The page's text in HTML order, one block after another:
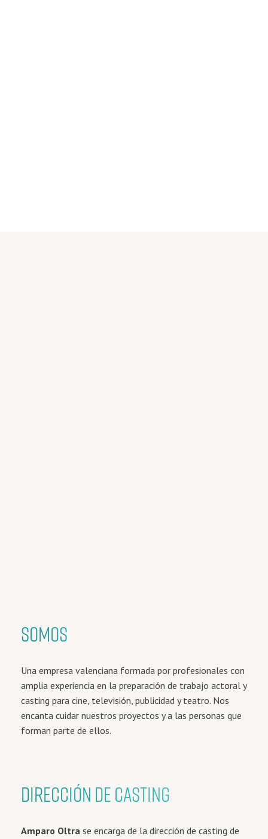
SOMOS
Una empresa valenciana formada por profesionales con
amplia experiencia en la preparación de trabajo actoral y
casting para cine, televisión, publicidad y teatro. Nos
encanta cuidar nuestros proyectos y a las personas que
forman parte de ellos.
DIRECCIÓN DE CASTING
Amparo Oltra se encarga de la dirección de casting de